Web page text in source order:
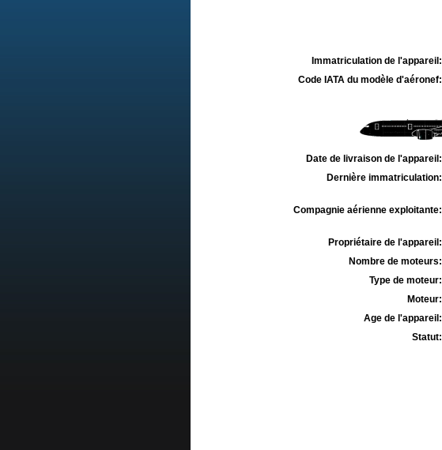
Immatriculation de l'appareil:
Code IATA du modèle d'aéronef:
Date de livraison de l'appareil:
Dernière immatriculation:
Compagnie aérienne exploitante:
Propriétaire de l'appareil:
Nombre de moteurs:
Type de moteur:
Moteur:
Age de l'appareil:
Statut: